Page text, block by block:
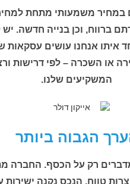
במחיר משמעותי מתחת
ברווח, וכן בנייה חדשה. יש
איתו אנחנו עושים עסקאות
או השכרה – לפי דרישות
המשקיעים שלנו.‎
הגבוה ביותר
רק על הכסף. החברה
טווח. הנכס נקנה ישירות